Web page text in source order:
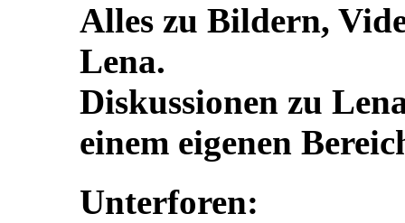
Alles zu Bildern,
Lena.
Diskussionen zu
einem eigenen
Unterforen: